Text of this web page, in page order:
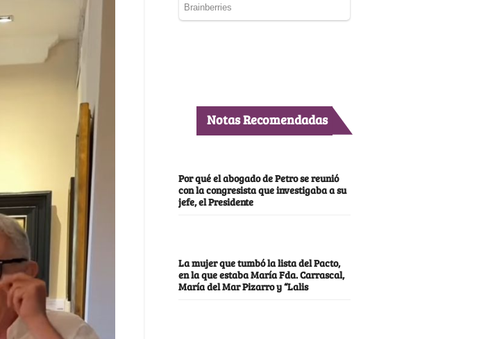
Notas Recomendadas
Por qué el abogado de Petro se reunió
con la congresista que investigaba a su
jefe, el Presidente
La mujer que tumbó la lista del Pacto,
en la que estaba María Fda. Carrascal,
María del Mar Pizarro y “Lalis